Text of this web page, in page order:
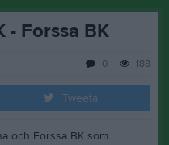
- Forssa BK
188
0
Tweeta
och Forssa BK som